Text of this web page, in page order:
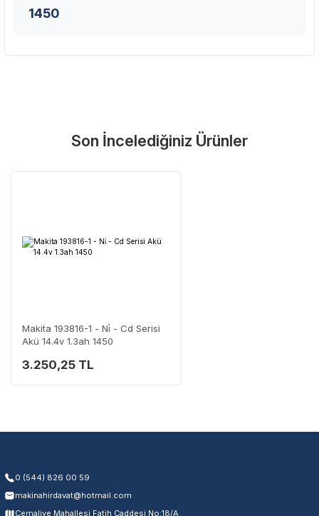
Garanti Kapsamı
Servisi Nasıl Bulurum?
Marka ve şehir seçerek yetkili servislere anında ulaşın.
1450
Son İncelediğiniz Ürünler
Makita 193816-1 - Ni̇ - Cd Serisi
Akü 14.4v 1.3ah 1450
3.250,25 TL
0 (544) 826 00 59
makinahirdavat@hotmail.com
Cemaliye Mahallesi Fatih Caddesi No:18/A